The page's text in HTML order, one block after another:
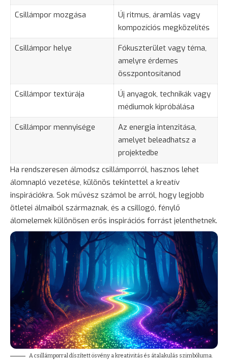
Csillámpor mozgása
Új ritmus, áramlás vagy
kompozíciós megközelítés
Csillámpor helye
Fókuszterület vagy téma,
amelyre érdemes
összpontosítanod
Csillámpor textúrája
Új anyagok, technikák vagy
médiumok kipróbálása
Csillámpor mennyisége
Az energia intenzitása,
amelyet beleadhatsz a
projektedbe
Ha rendszeresen álmodsz csillámporról, hasznos lehet
álomnapló vezetése, különös tekintettel a kreatív
inspirációkra. Sok művész számol be arról, hogy legjobb
ötletei álmaiból származnak, és a csillogó, fénylő
álomelemek különösen erős inspirációs forrást jelenthetnek.
A csillámporral díszített ösvény a kreativitás és átalakulás szimbóluma.